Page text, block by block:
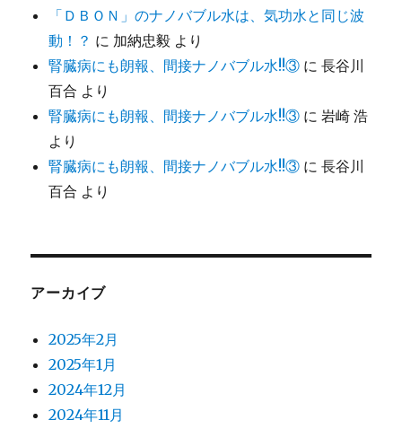
「ＤＢＯＮ」のナノバブル水は、気功水と同じ波
動！？ に 加納忠毅 より
腎臓病にも朗報、間接ナノバブル水!!③ に長谷川
百合 より
腎臓病にも朗報、間接ナノバブル水!!③ に岩崎 浩
より
腎臓病にも朗報、間接ナノバブル水!!③ に長谷川
百合 より
アーカイブ
2025年2月
2025年1月
2024年12月
2024年11月